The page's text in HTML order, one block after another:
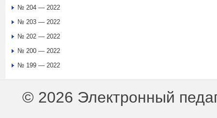
№ 204 — 2022
№ 203 — 2022
№ 202 — 2022
№ 200 — 2022
№ 199 — 2022
© 2026 Электронный